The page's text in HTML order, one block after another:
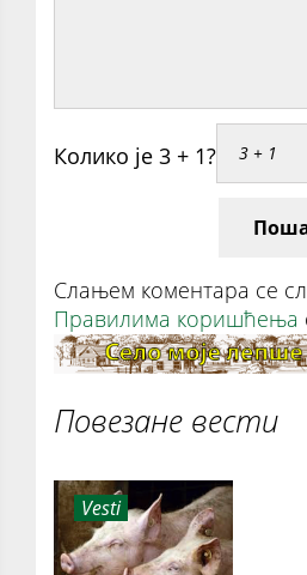
Колико је 3 + 1?
Слањем коментара се
Правилима коришћења
Повезане вести
Vesti